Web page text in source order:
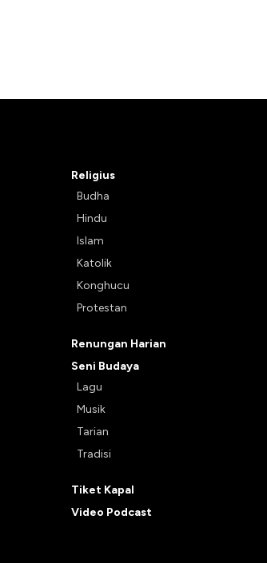
Religius
Budha
Hindu
Islam
Katolik
Konghucu
Protestan
Renungan Harian
Seni Budaya
Lagu
Musik
Tarian
Tradisi
Tiket Kapal
Video Podcast